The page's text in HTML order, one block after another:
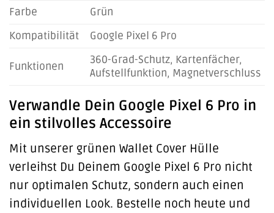
Farbe
Grün
Kompatibilität
Google Pixel 6 Pro
Funktionen
360-Grad-Schutz, Kartenfächer,
Aufstellfunktion, Magnetverschluss
Verwandle Dein Google Pixel 6 Pro in
ein stilvolles Accessoire
Mit unserer grünen Wallet Cover Hülle
verleihst Du Deinem Google Pixel 6 Pro nicht
nur optimalen Schutz, sondern auch einen
individuellen Look. Bestelle noch heute und